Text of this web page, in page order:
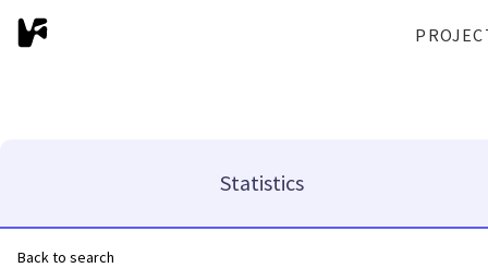
Statistics
Back to search